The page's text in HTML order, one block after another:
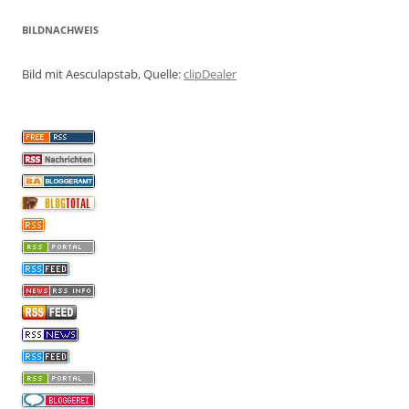
BILDNACHWEIS
Bild mit Aesculapstab, Quelle:clipDealer